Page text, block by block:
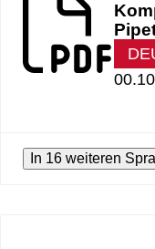
In 16 weiteren